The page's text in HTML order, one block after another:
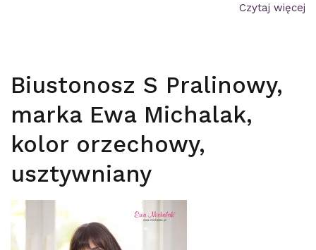
Czytaj więcej
Biustonosz S Pralinowy,
marka Ewa Michalak,
kolor orzechowy,
usztywniany